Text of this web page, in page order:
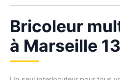
Bricoleur
à Marseille